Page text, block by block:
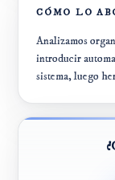
CÓMO LO
Analizamos
introducir
sistema, luego